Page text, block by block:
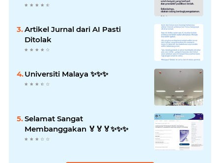
Artikel Jurnal dari AI Pasti
Ditolak
Universiti Malaya ✨️✨️✨️
Selamat Sangat
Membanggakan 🏅🏅🏅✨️✨️✨️